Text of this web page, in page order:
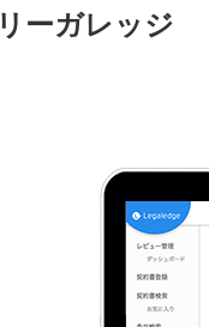
リーガレッジ